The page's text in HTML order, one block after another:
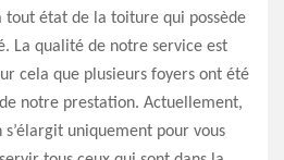
tout état de la toiture qui possède
La qualité de notre service est
cela que plusieurs foyers ont été
notre prestation. Actuellement,
uniquement pour vous